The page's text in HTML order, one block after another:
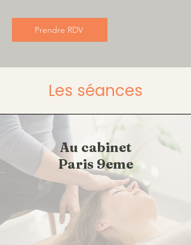
Prendre RDV
Les séances
Au cabinet
Paris 9eme